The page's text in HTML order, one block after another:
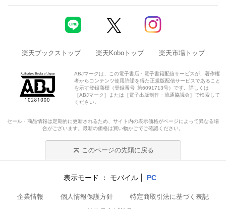
楽天ブックストップ 楽天Koboトップ 楽天市場トップ
ABJマークは、この電子書店・電子書籍配信サービスが、著作権
者からコンテンツ使用許諾を得た正規版配信サービスであること
を示す登録商標（登録番号 第6091713号）です。詳しくは
［ABJマーク］または［電子出版制作・流通協議会］で検索して
ください。
セール・商品情報は定期的に更新されるため、サイト内の表示価格がページによって異なる場
合がございます。最新の価格は買い物かごでご確認ください。
このページの先頭に戻る
表示モード モバイル PC
企業情報 個人情報保護方針
特定商取引法に基づく表記